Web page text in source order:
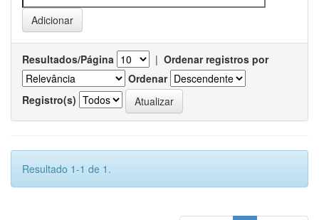
Resultados/Página | Ordenar registros por
Ordenar
Registro(s)
Resultado 1-1 de 1.